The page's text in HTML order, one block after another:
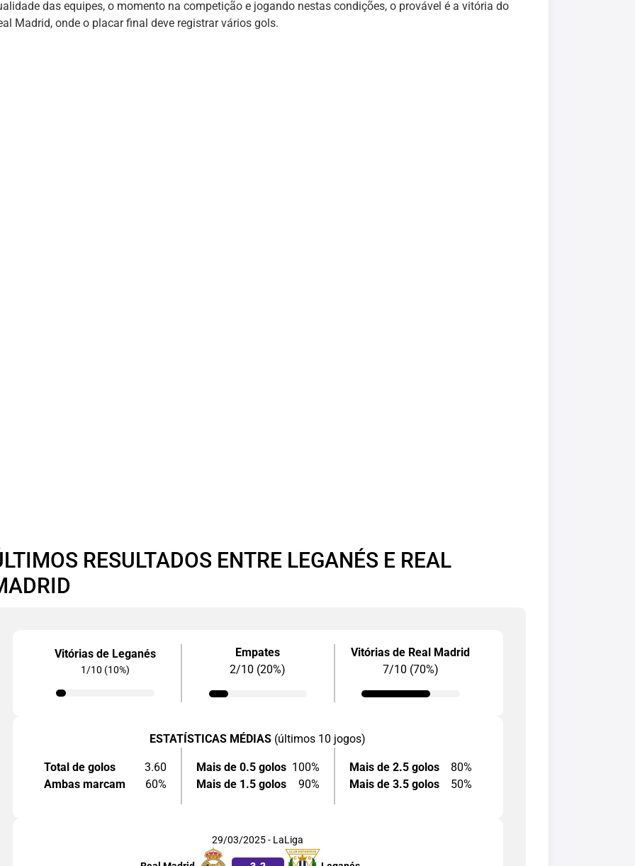
das equipes, o momento na competição e jogando nestas condições, o provável é a vitória do
Madrid, onde o placar final deve registrar vários gols.
RESULTADOS ENTRE LEGANÉS E REAL
Vitórias de Leganés
1/10 (10%)
Empates
2/10 (20%)
Vitórias de Real Madrid
7/10 (70%)
ESTATÍSTICAS MÉDIAS (últimos 10 jogos)
Total de golos
3.60
Ambas marcam
60%
Mais de 0.5 golos 100%
Mais de 1.5 golos
90%
Mais de 2.5 golos
80%
Mais de 3.5 golos
50%
29/03/2025 - LaLiga